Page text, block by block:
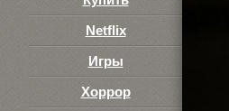
Netflix
Игры
Хоррор